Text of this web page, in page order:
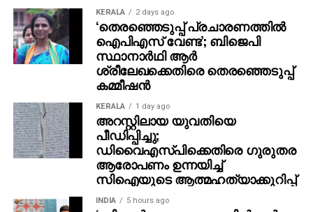
KERALA 2 days ago
‘തെരഞ്ഞെടുപ്പ് പ്രചാരണത്തിൽ
ഐപിഎസ് വേണ്ട’; ബിജെപി
സ്ഥാനാർഥി ആർ
ശ്രീലേഖക്കെതിരെ തെരഞ്ഞെടുപ്പ്
കമ്മീഷൻ
KERALA 1 day ago
അറസ്റ്റിലായ യുവതിയെ
പീഡിപ്പിച്ചു;
ഡിവൈഎസ്പിക്കെതിരെ ഗുരുതര
ആരോപണം ഉന്നയിച്ച്
സിഐയുടെ ആത്മഹത്യാക്കുറിപ്പ്
INDIA 5 hours ago